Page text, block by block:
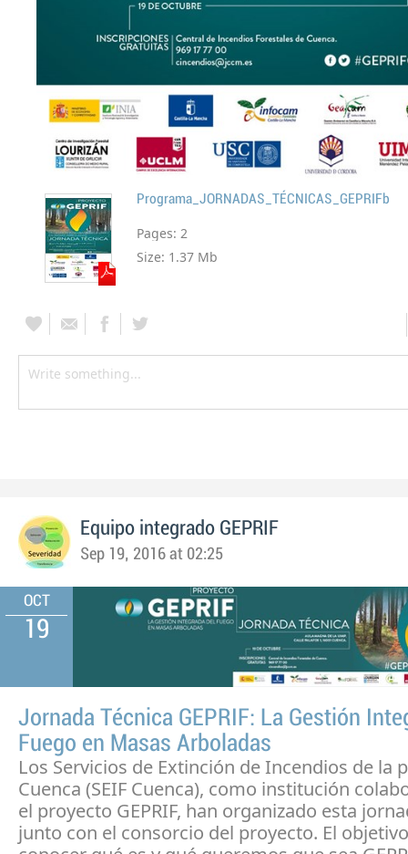
Programa_JORNADAS_TÉCNICAS_GEPRIFb
Pages: 2
Size: 1.37 Mb
Equipo integrado GEPRIF
Sep 19, 2016 at 02:25
OCT
19
Jornada Técnica GEPRIF: La Gestión
Fuego en Masas Arboladas
Los Servicios de Extinción de Incendios de la
Cuenca (SEIF Cuenca), como institución
el proyecto GEPRIF, han organizado esta
junto con el consorcio del proyecto. El